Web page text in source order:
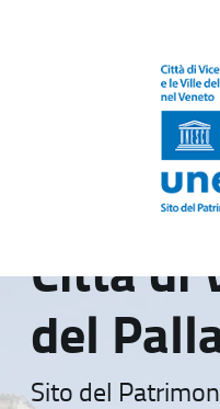
Città di
del
Sito del